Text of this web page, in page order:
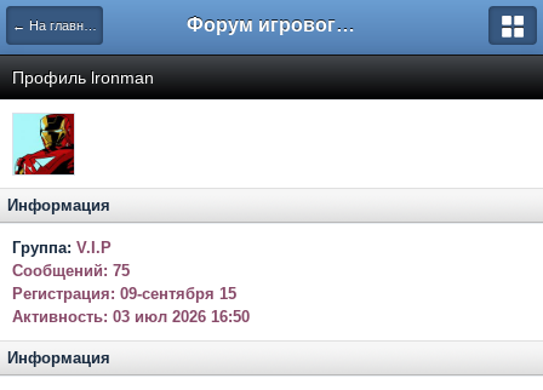
← На главную Форум игрового проекта Riverrise
Профиль lronman
Информация
Группа: V.I.P
Сообщений: 75
Регистрация: 09-сентября 15
Активность: 03 июл 2026 16:50
Информация